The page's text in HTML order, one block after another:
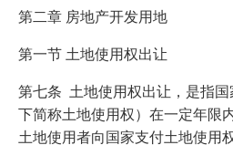
第二章 房地产开发用地
第一节 土地使用权出让
第七条 土地使用权出让，是指
下简称土地使用权）在一定年限
土地使用者向国家支付土地使用